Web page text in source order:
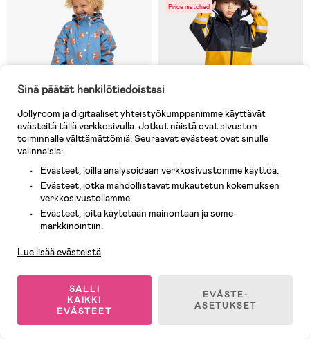
Varastossa
Nordbjørn Asperö Vuorellinen
Sadeasu, Navy Squirrel
43,90 €
Price matched
Varastossa
Didriksons Waterman Sadeasu,
Sinä päätät henkilötiedoistasi
Jollyroom ja digitaaliset yhteistyökumppanimme käyttävät
evästeitä tällä verkkosivulla. Jotkut näistä ovat sivuston
toiminnalle välttämättömiä. Seuraavat evästeet ovat sinulle
valinnaisia:
Evästeet, joilla analysoidaan verkkosivustomme käyttöä.
Evästeet, jotka mahdollistavat mukautetun kokemuksen
verkkosivustollamme.
Evästeet, joita käytetään mainontaan ja some-
markkinointiin.
Lue lisää evästeistä
SALLI
KAIKKI
EVÄSTEET
EVÄSTE-
ASETUKSET